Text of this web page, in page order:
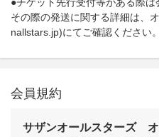
その際の発送に関する詳細は、
nallstars.jp)にてご確認ください。
会員規約
サザンオールスターズ